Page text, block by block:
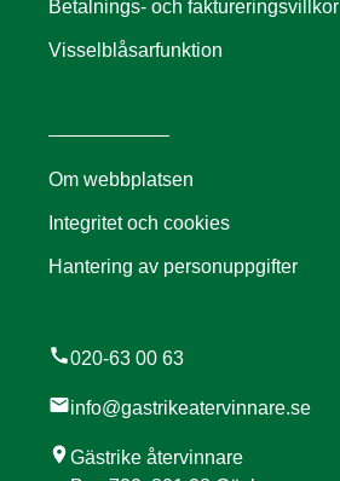
Betalnings- och faktureringsvillkor
Visselblåsarfunktion
Om webbplatsen
Integritet och cookies
Hantering av personuppgifter
call020-63 00 63
mailinfo@gastrikeatervinnare.se
location_onGästrike återvinnare